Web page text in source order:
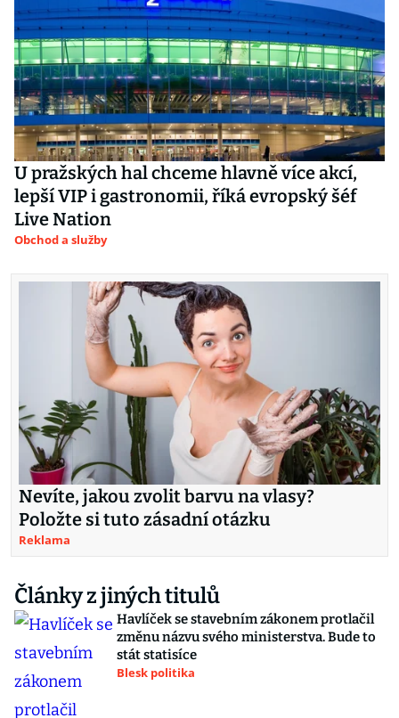
U pražských hal chceme hlavně více akcí,
lepší VIP i gastronomii, říká evropský šéf
Live Nation
Obchod a služby
Nevíte, jakou zvolit barvu na vlasy?
Položte si tuto zásadní otázku
Reklama
Články z jiných titulů
Havlíček se stavebním zákonem protlačil
změnu názvu svého ministerstva. Bude to
stát statisíce
Blesk politika